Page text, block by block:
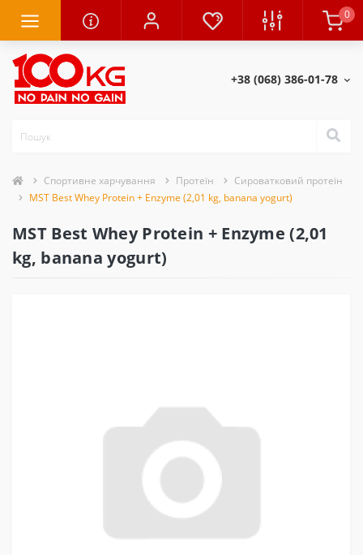
0
+38 (068) 386-01-78
Спортивне харчування Протеїн
Сироватковий протеїн
MST Best Whey Protein + Enzyme (2,01 kg, banana yogurt)
MST Best Whey Protein + Enzyme (2,01
kg, banana yogurt)